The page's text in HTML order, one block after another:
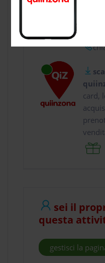
usa
card,
sei il
questa
gestisci la